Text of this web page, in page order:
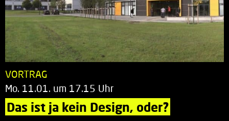
VORTRAG
Mo. 11.01. um 17.15 Uhr
Das ist ja kein Design, oder?